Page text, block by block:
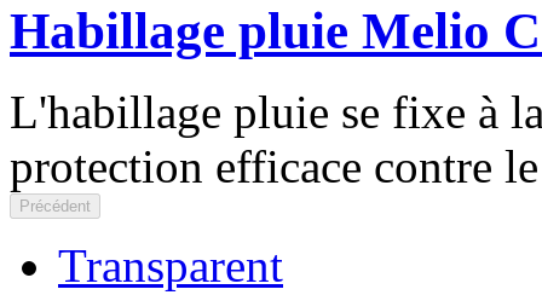
Habillage pluie Melio
L'habillage pluie se fixe à
protection efficace contre
Précédent
Transparent